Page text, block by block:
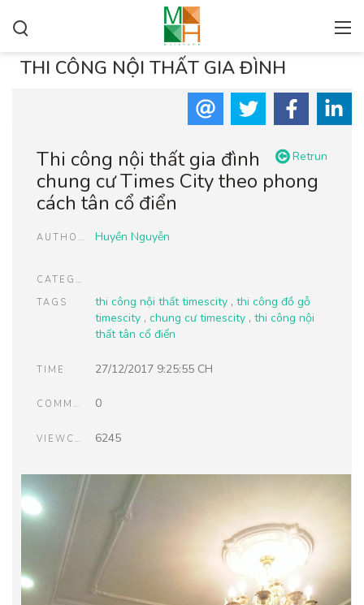
THI CÔNG NỘI THẤT GIA ĐÌNH
Retrun
Thi công nội thất gia đình
chung cư Times City theo phong
cách tân cổ điển
AUTHOR Huyền Nguyễn
CATEGORIES
TAGS
thi công nội thất timescity, thi công đồ gỗ
timescity, chung cư timescity, thi công nội
thất tân cổ điển
TIME 27/12/2017 9:25:55 CH
COMMENTS 0
VIEWCOUNT 6245